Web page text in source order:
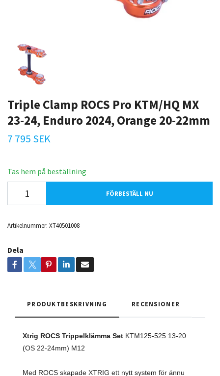
Triple Clamp ROCS Pro KTM/HQ MX
23-24, Enduro 2024, Orange 20-22mm
7 795 SEK
Tas hem på beställning
FÖRBESTÄLL NU
Artikelnummer: XT40501008
Dela
PRODUKTBESKRIVNING RECENSIONER
Xtrig ROCS Trippelklämma Set KTM125-525 13-20
(OS 22-24mm) M12
Med ROCS skapade XTRIG ett nytt system för ännu